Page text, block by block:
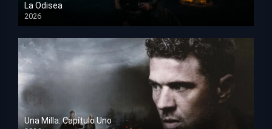
La Odisea
2026
TS Screener
Una Milla: Capítulo Uno